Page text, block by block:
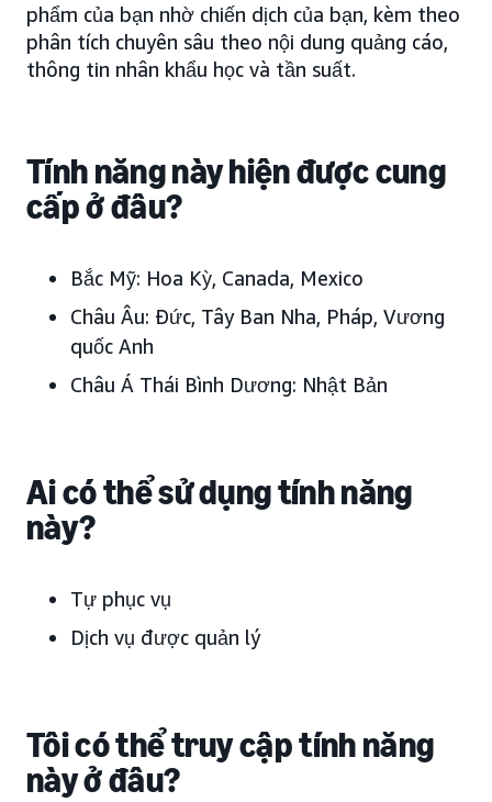
phẩm của bạn nhờ chiến dịch của bạn, kèm theo
phân tích chuyên sâu theo nội dung quảng cáo,
thông tin nhân khẩu học và tần suất.
Tính năng này hiện được cung
cấp ở đâu?
Bắc Mỹ: Hoa Kỳ, Canada, Mexico
Châu Âu: Đức, Tây Ban Nha, Pháp, Vương
quốc Anh
Châu Á Thái Bình Dương: Nhật Bản
Ai có thể sử dụng tính năng
này?
Tự phục vụ
Dịch vụ được quản lý
Tôi có thể truy cập tính năng
này ở đâu?